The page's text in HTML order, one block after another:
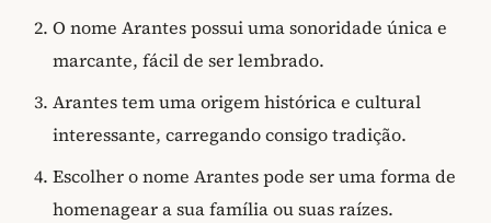
O nome Arantes possui uma sonoridade única e
marcante, fácil de ser lembrado.
Arantes tem uma origem histórica e cultural
interessante, carregando consigo tradição.
Escolher o nome Arantes pode ser uma forma de
homenagear a sua família ou suas raízes.